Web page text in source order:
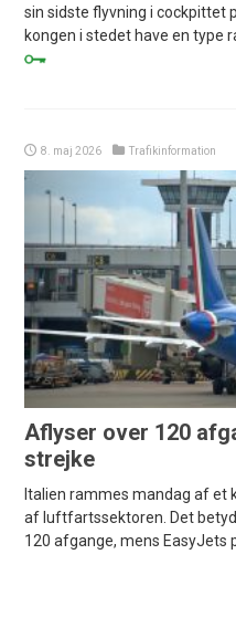
sin sidste flyvning i cockpittet
kongen i stedet have en type
8. maj 2026 Trafikinformation
Aflyser over 120
strejke
Italien rammes mandag af
af luftfartssektoren. Det
120 afgange, mens EasyJets